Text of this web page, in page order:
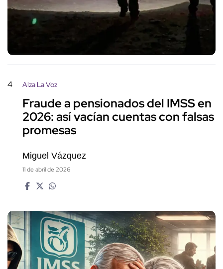
4 Alza La Voz
Fraude a pensionados del IMSS en
2026: así vacían cuentas con falsas
promesas
Miguel Vázquez
11 de abril de 2026